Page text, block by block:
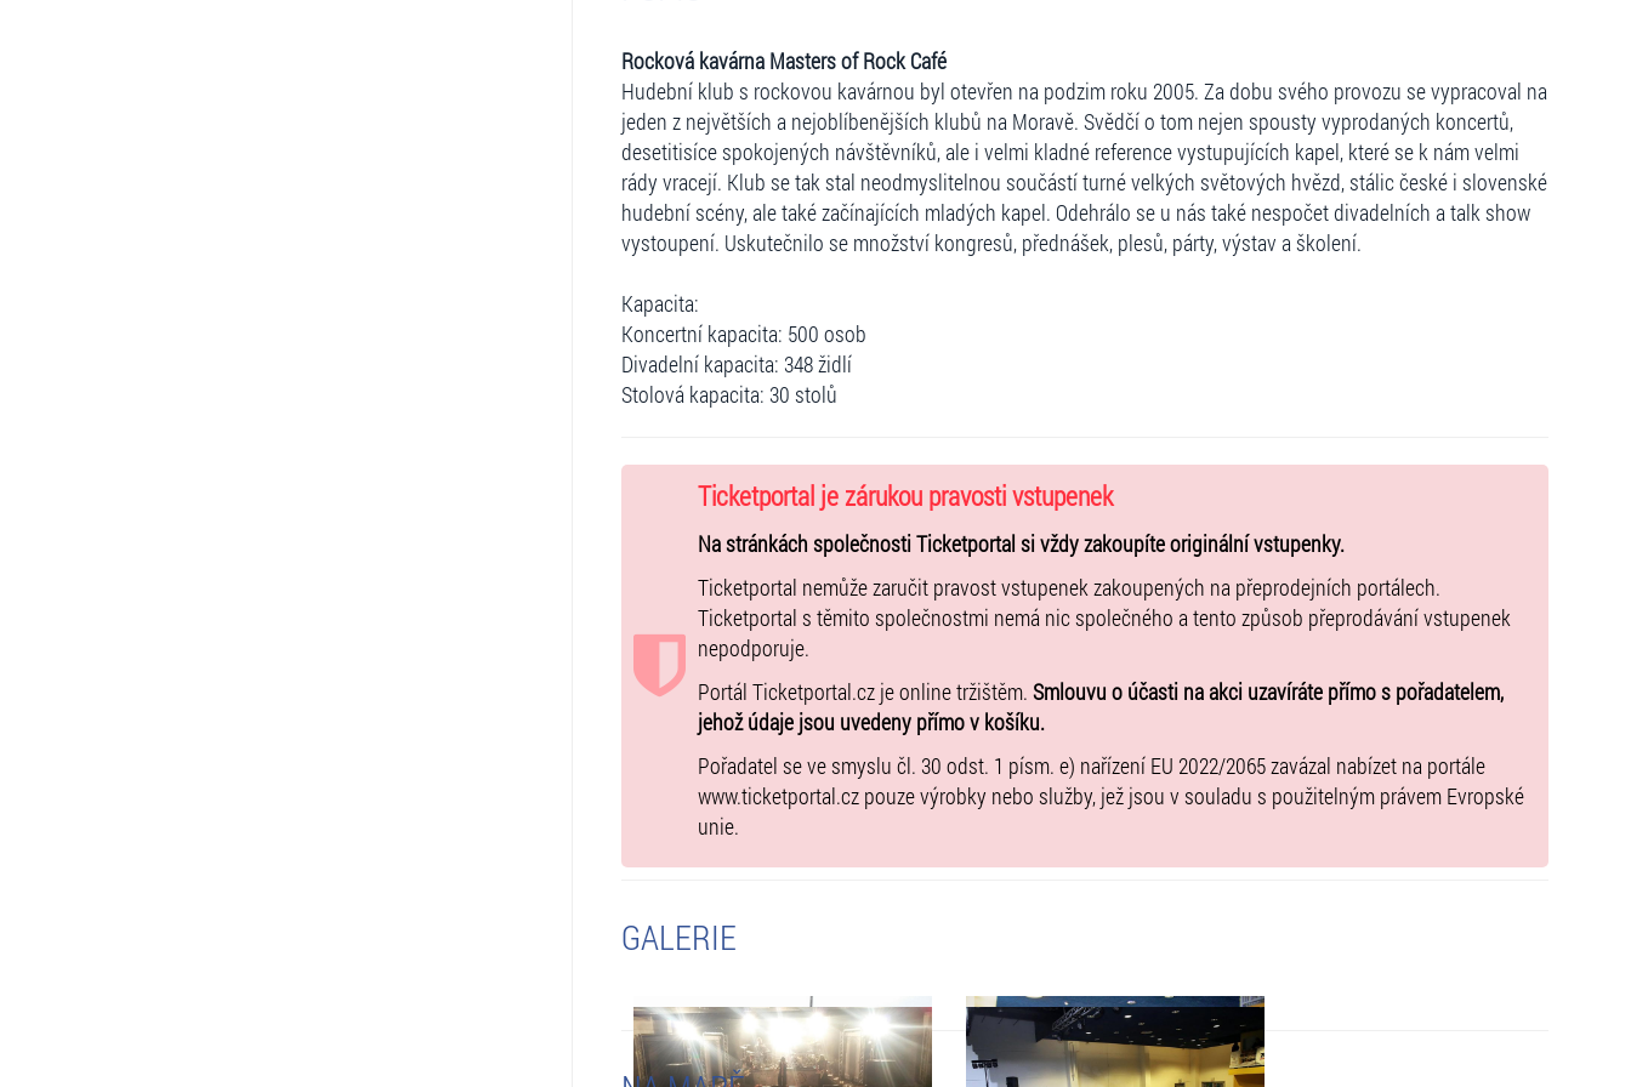
Rocková kavárna Masters of Rock Café
Hudební klub s rockovou kavárnou byl otevřen na podzim roku 2005. Za dobu svého provozu se vypracoval na
jeden z největších a nejoblíbenějších klubů na Moravě. Svědčí o tom nejen spousty vyprodaných koncertů,
desetitisíce spokojených návštěvníků, ale i velmi kladné reference vystupujících kapel, které se k nám velmi
rády vracejí. Klub se tak stal neodmyslitelnou součástí turné velkých světových hvězd, stálic české i slovenské
hudební scény, ale také začínajících mladých kapel. Odehrálo se u nás také nespočet divadelních a talk show
vystoupení. Uskutečnilo se množství kongresů, přednášek, plesů, párty, výstav a školení.
Kapacita:
Koncertní kapacita: 500 osob
Divadelní kapacita: 348 židlí
Stolová kapacita: 30 stolů
Ticketportal je zárukou pravosti vstupenek
Na stránkách společnosti Ticketportal si vždy zakoupíte originální vstupenky.
Ticketportal nemůže zaručit pravost vstupenek zakoupených na přeprodejních portálech.
Ticketportal s těmito společnostmi nemá nic společného a tento způsob přeprodávání vstupenek
nepodporuje.
Portál Ticketportal.cz je online tržištěm. Smlouvu o účasti na akci uzavíráte přímo s pořadatelem,
jehož údaje jsou uvedeny přímo v košíku.
Pořadatel se ve smyslu čl. 30 odst. 1 písm. e) nařízení EU 2022/2065 zavázal nabízet na portále
www.ticketportal.cz pouze výrobky nebo služby, jež jsou v souladu s použitelným právem Evropské
unie.
GALERIE